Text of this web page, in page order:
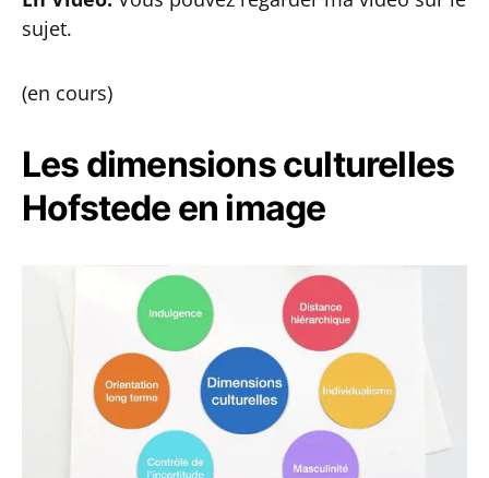
sujet.
(en cours)
Les dimensions culturelles
Hofstede en image